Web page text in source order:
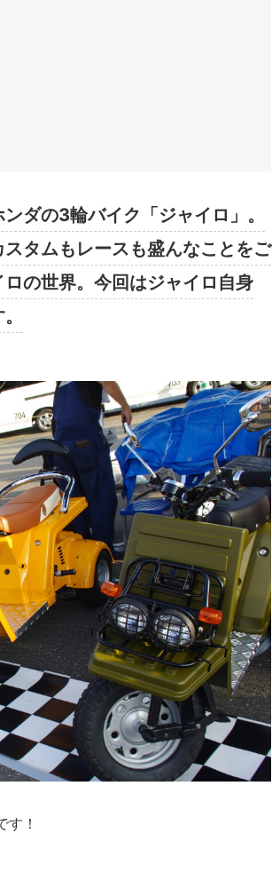
ダの3輪バイク「ジャイロ」。
タムもレースも盛んなことをご
の世界。今回はジャイロ自身
！